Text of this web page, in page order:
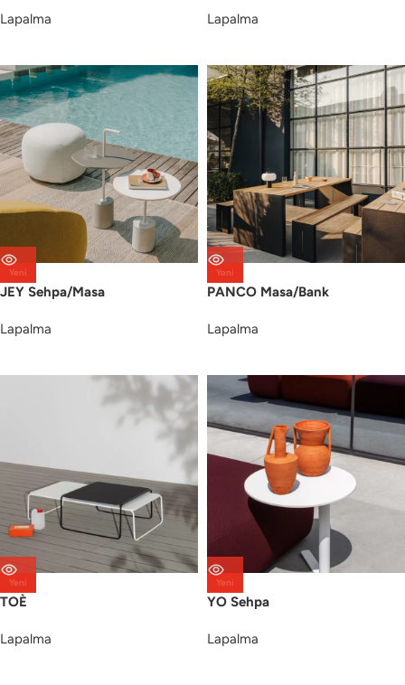
Lapalma Lapalma
Yeni
JEY Sehpa/Masa
Lapalma
Yeni
PANCO Masa/Bank
Lapalma
Yeni
TOÈ
Lapalma
Yeni
YO Sehpa
Lapalma